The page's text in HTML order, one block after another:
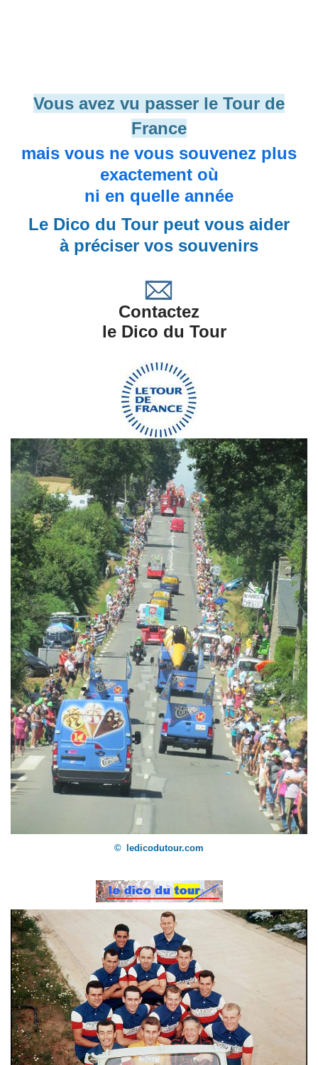
Vous avez vu passer le Tour de
France
mais vous ne vous souvenez plus
exactement où
ni en quelle année
© ledicodutour.com
Le Dico du Tour peut vous aider
à préciser vos souvenirs
Contactez
le Dico du Tour